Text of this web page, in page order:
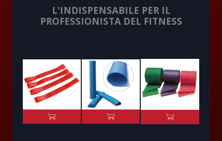
L'INDISPENSABILE PER IL
PROFESSIONISTA DEL FITNESS